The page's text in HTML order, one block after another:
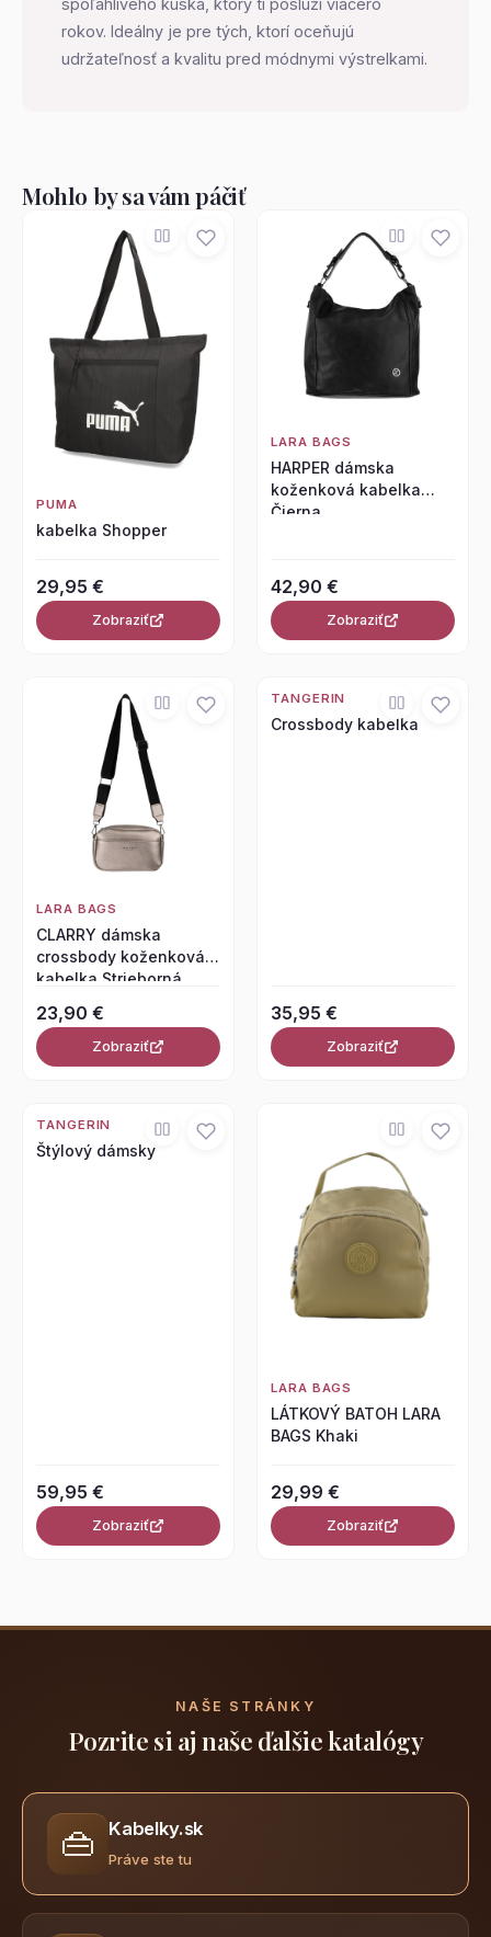
rokov. Ideálny je pre tých, ktorí oceňujú
udržateľnosť a kvalitu pred módnymi výstrelkami.
Mohlo by sa vám páčiť
PUMA
kabelka Shopper
29,95 €
Zobraziť
LARA BAGS
HARPER dámska
koženková kabelka
Čierna
42,90 €
Zobraziť
LARA BAGS
CLARRY dámska
crossbody koženková
kabelka Strieborná
23,90 €
Zobraziť
TANGERIN
Crossbody kabelka
35,95 €
Zobraziť
TANGERIN
Štýlový dámsky
59,95 €
Zobraziť
LARA BAGS
LÁTKOVÝ BATOH LARA
BAGS Khaki
29,99 €
Zobraziť
NAŠE STRÁNKY
Pozrite si aj naše ďalšie katalógy
👜 Kabelky.sk
Práve ste tu